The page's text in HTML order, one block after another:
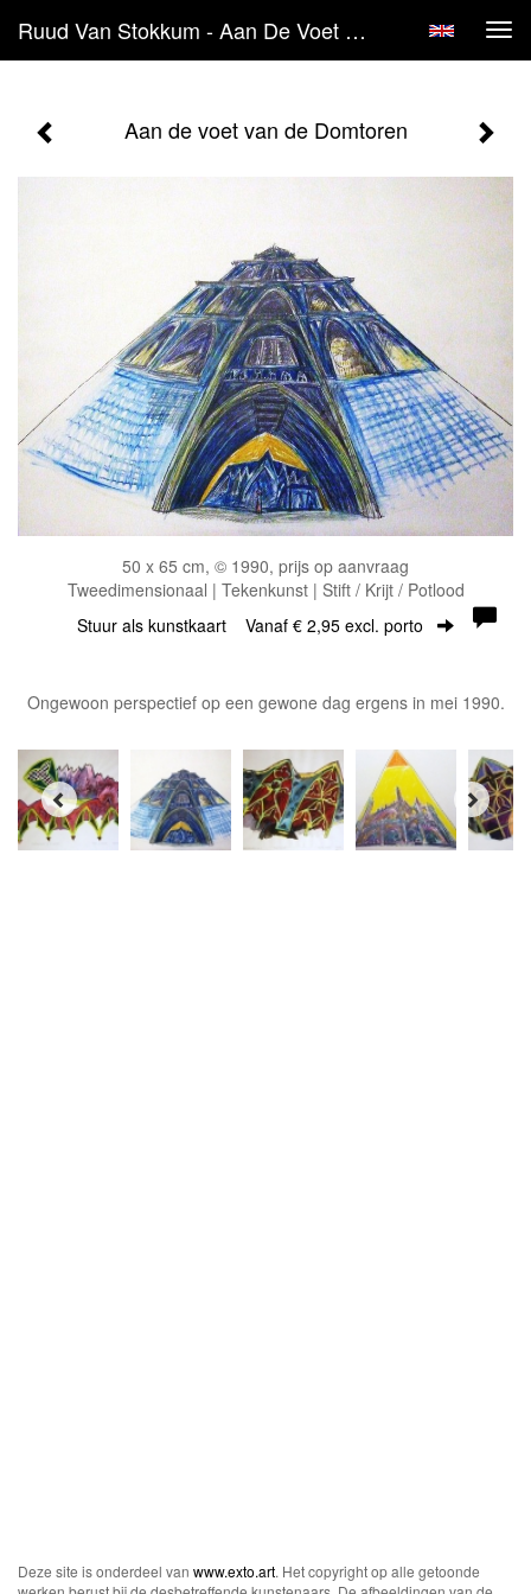
Ruud Van Stokkum - Aan De Voet Van De Domtoren
Aan de voet van de Domtoren
50 x 65 cm, © 1990, prijs op aanvraag
Tweedimensionaal | Tekenkunst | Stift / Krijt / Potlood
Stuur als kunstkaart Vanaf € 2,95 excl. porto
Ongewoon perspectief op een gewone dag ergens in mei 1990.
Deze site is onderdeel van www.exto.art. Het copyright op alle getoonde